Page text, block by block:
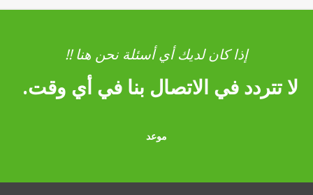
إذا كان لديك أي أسئلة نحن هنا !!
لا تتردد في الاتصال بنا في أي وقت.
موعد